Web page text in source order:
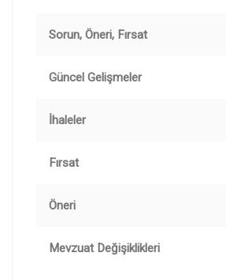
Sorun, Öneri, Fırsat
Güncel Gelişmeler
İhaleler
Fırsat
Öneri
Mevzuat Değişiklikleri